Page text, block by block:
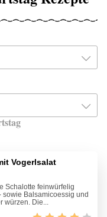
Vogerlsalat
Schalotte feinwürfelig
Balsamicoessig und
würzen. Die...